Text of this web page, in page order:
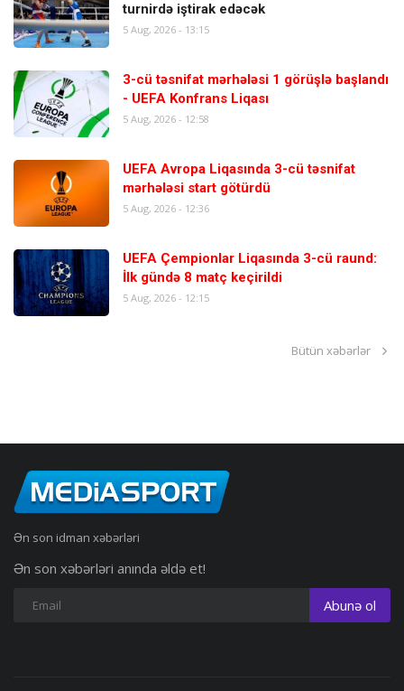
turnirdə iştirak edəcək
5 Aug, 2026 - 13:15
3-cü təsnifat mərhələsi 1 görüşlə başlandı
- UEFA Konfrans Liqası
5 Aug, 2026 - 12:58
UEFA Avropa Liqasında 3-cü təsnifat
mərhələsi start götürdü
5 Aug, 2026 - 12:36
UEFA Çempionlar Liqasında 3-cü raund:
İlk gündə 8 matç keçirildi
5 Aug, 2026 - 12:15
Bütün xəbərlər
Ən son idman xəbərləri
Ən son xəbərləri anında əldə et!
Abunə ol